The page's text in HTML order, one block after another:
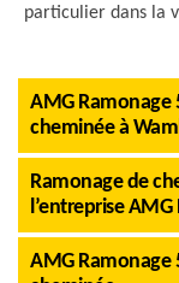
particulier dans la
AMG Ramonage
cheminée à
Ramonage de
l’entreprise
AMG Ramonage